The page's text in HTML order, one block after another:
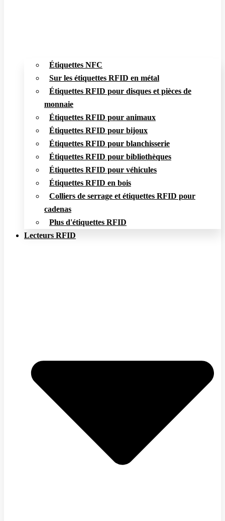
Étiquettes NFC
Sur les étiquettes RFID en métal
Étiquettes RFID pour disques et pièces de
monnaie
Étiquettes RFID pour animaux
Étiquettes RFID pour bijoux
Étiquettes RFID pour blanchisserie
Étiquettes RFID pour bibliothèques
Étiquettes RFID pour véhicules
Étiquettes RFID en bois
Colliers de serrage et étiquettes RFID pour
cadenas
Plus d'étiquettes RFID
Lecteurs RFID